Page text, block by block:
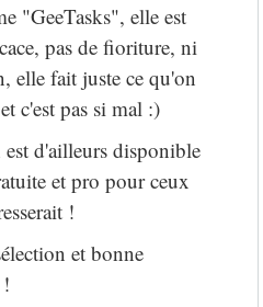
"GeeTasks", elle est
pas de fioriture, ni
elle fait juste ce qu'on
c'est pas si mal :)
d'ailleurs disponible
et pro pour ceux
!
et bonne